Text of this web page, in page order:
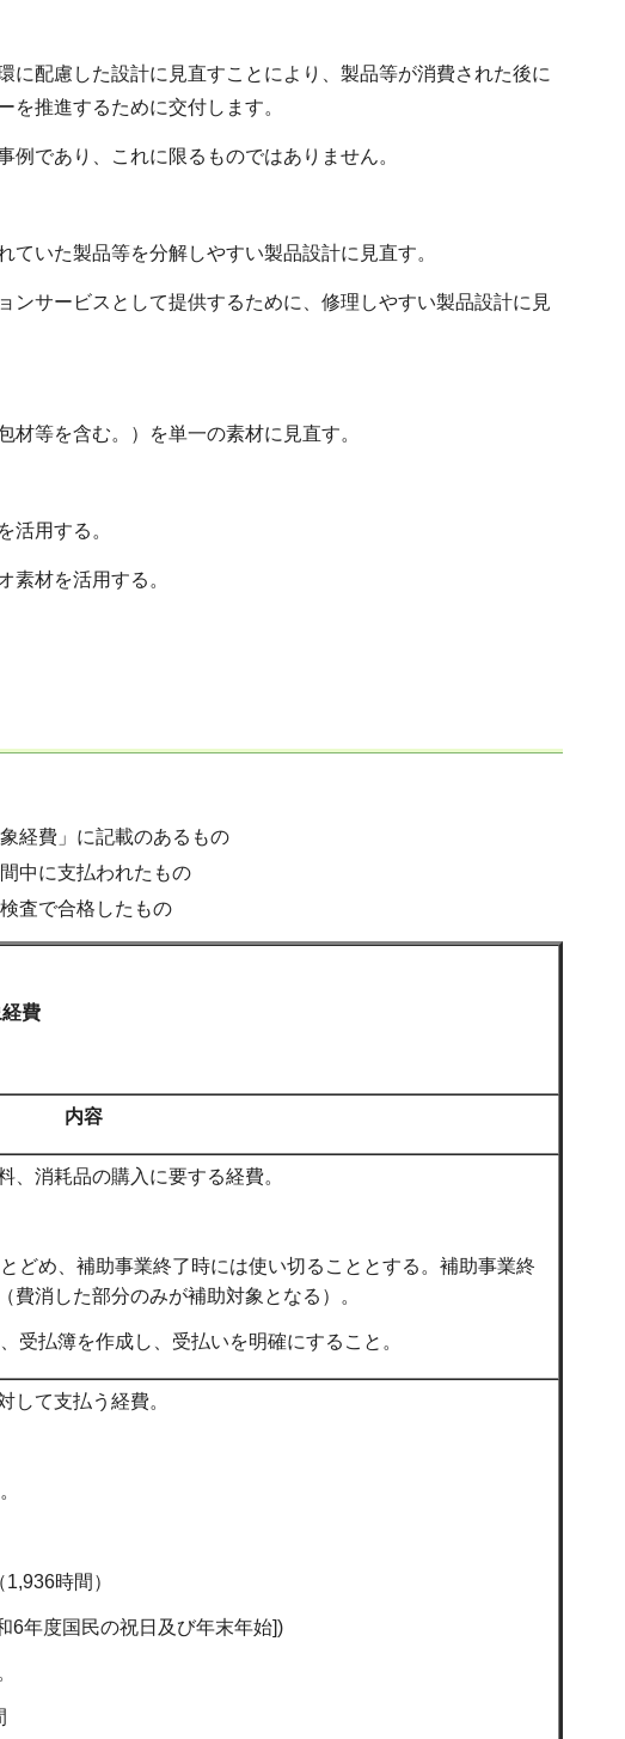
配慮した設計に見直すことにより、製品等が消費された後に
推進するために交付します。
であり、これに限るものではありません。
いた製品等を分解しやすい製品設計に見直す。
サービスとして提供するために、修理しやすい製品設計に見
等を含む。）を単一の素材に見直す。
活用する。
材を活用する。
経費」に記載のあるもの
中に支払われたもの
査で合格したもの
費
内容
消耗品の購入に要する経費。
め、補助事業終了時には使い切ることとする。補助事業終
消した部分のみが補助対象となる）。
払簿を作成し、受払いを明確にすること。
して支払う経費。
時間）
6年度国民の祝日及び年末年始])